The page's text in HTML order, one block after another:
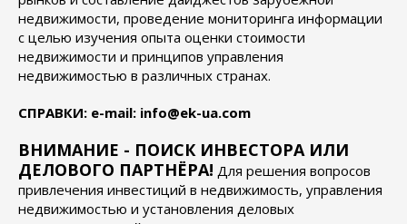
недвижимости, проведение мониторинга информации
с целью изучения опыта оценки стоимости
недвижимости и принципов управления
недвижимостью в различных странах.
СПРАВКИ: e-mail: info@ek-ua.com
ВНИМАНИЕ - ПОИСК ИНВЕСТОРА ИЛИ
ДЕЛОВОГО ПАРТНЁРА! Для решения вопросов
привлечения инвестиций в недвижимость, управления
недвижимостью и установления деловых